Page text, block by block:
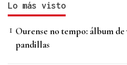
Lo más visto
Ourense no tempo: álbum de
pandillas